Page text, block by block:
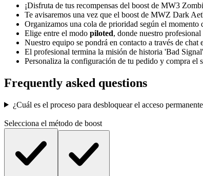
¡Disfruta de tus recompensas del boost de MW3
Te avisaremos una vez que el boost de MWZ Dark
Organizamos una cola de prioridad según el
Elige entre el modo piloted, donde nuestro
Nuestro equipo se pondrá en contacto a través de
El profesional termina la misión de historia 'Bad
Personaliza la configuración de tu pedido y compra
Frequently asked questions
¿Cuál es el proceso para desbloquear el acceso
Selecciona el método de boost